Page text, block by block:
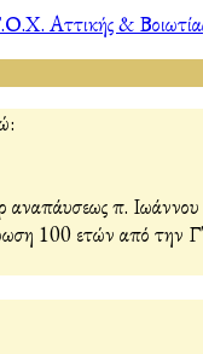
Αττικής &
αναπάυσεως π.
100 ετών από την